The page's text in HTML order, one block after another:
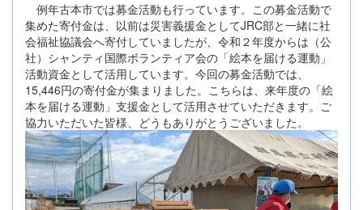
例年古本市では募金活動も行っています。この募金活動で
集めた寄付金は、以前は災害義援金としてJRC部と一緒に社
会福祉協議会へ寄付していましたが、令和２年度からは（公
社）シャンティ国際ボランティア会の「絵本を届ける運動」
活動資金として活用しています。今回の募金活動では、
15,446円の寄付金が集まりました。こちらは、来年度の「絵
本を届ける運動」支援金として活用させていただきます。ご
協力いただいた皆様、どうもありがとうございました。